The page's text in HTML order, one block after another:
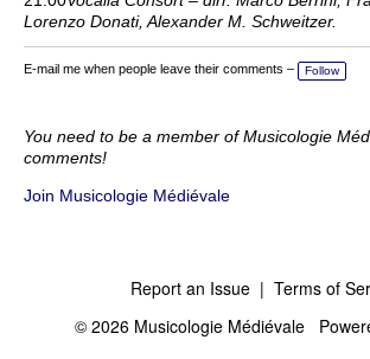
Lorenzo Donati, Alexander M. Schweitzer.
E-mail me when people leave their comments – Follow
You need to be a member of Musicologie
comments!
Join Musicologie Médiévale
Report an Issue | Terms of
© 2026 Musicologie Médiévale